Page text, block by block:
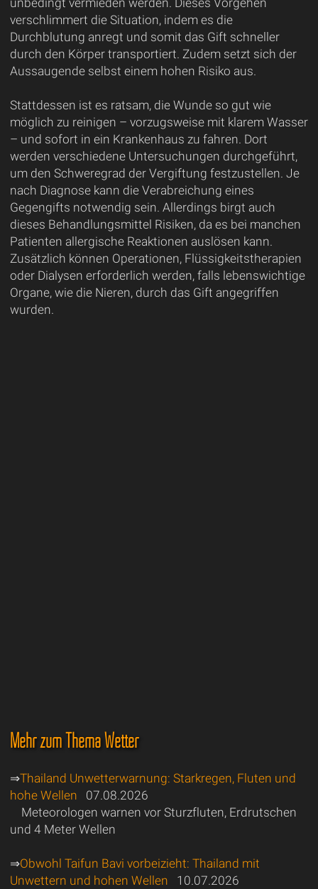
unbedingt vermieden werden. Dieses Vorgehen
verschlimmert die Situation, indem es die
Durchblutung anregt und somit das Gift schneller
durch den Körper transportiert. Zudem setzt sich der
Aussaugende selbst einem hohen Risiko aus.
Stattdessen ist es ratsam, die Wunde so gut wie
möglich zu reinigen – vorzugsweise mit klarem Wasser
– und sofort in ein Krankenhaus zu fahren. Dort
werden verschiedene Untersuchungen durchgeführt,
um den Schweregrad der Vergiftung festzustellen. Je
nach Diagnose kann die Verabreichung eines
Gegengifts notwendig sein. Allerdings birgt auch
dieses Behandlungsmittel Risiken, da es bei manchen
Patienten allergische Reaktionen auslösen kann.
Zusätzlich können Operationen, Flüssigkeitstherapien
oder Dialysen erforderlich werden, falls lebenswichtige
Organe, wie die Nieren, durch das Gift angegriffen
wurden.
Mehr zum Thema Wetter
⇒Thailand Unwetterwarnung: Starkregen, Fluten und
hohe Wellen 07.08.2026
Meteorologen warnen vor Sturzfluten, Erdrutschen
und 4 Meter Wellen
⇒Obwohl Taifun Bavi vorbeizieht: Thailand mit
Unwettern und hohen Wellen 10.07.2026